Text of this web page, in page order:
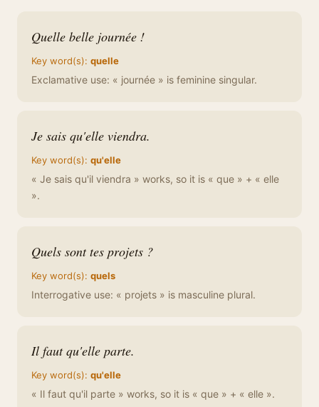
Quelle belle journée !
Key word(s): quelle
Exclamative use: « journée » is feminine singular.
Je sais qu'elle viendra.
Key word(s): qu'elle
« Je sais qu'il viendra » works, so it is « que » + « elle
».
Quels sont tes projets ?
Key word(s): quels
Interrogative use: « projets » is masculine plural.
Il faut qu'elle parte.
Key word(s): qu'elle
« Il faut qu'il parte » works, so it is « que » + « elle ».